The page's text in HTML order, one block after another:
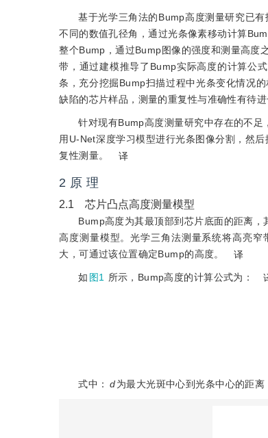
基于光学三角法的Bump高度测量研究已
不同的数值孔径角，通过光条像素移动计算
整个Bump，通过Bump图像的强度和测量高度
带，通过建模推导了Bump实际高度的计算公
条，充分挖掘Bump扫描过程中光条变化情况
缺陷的芯片样品，测量的重复性与准确性有待进
针对现有Bump高度测量研究中存在的不
用U-Net深度学习模型进行光条图像分割，然
复性测量。
译
2 原 理
2.1 芯片凸点高度测量模型
Bump高度为其最顶部到芯片底面的距离
高度测量模型。光学三角法测量系统将高亮
大，可通过该位置确定Bump的高度。
译
如 图1 所示，Bump高度的计算公式为：
式中： d为最大光斑中心到光条中心的距离